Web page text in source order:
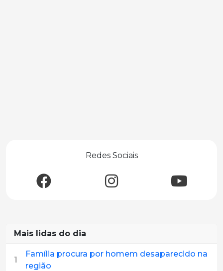
Redes Sociais
Mais lidas do dia
1
Família procura por homem desaparecido na
região